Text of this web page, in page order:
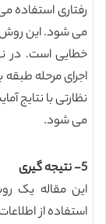
رفتاری استفاده
می شود. این روش
خطایی است. در
اجرای مرحله
نظارتی با نتایج
می شود.
5- نتیجه گیری
این مقاله یک
استفاده از